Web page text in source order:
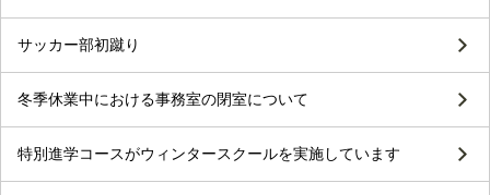
サッカー部初蹴り
冬季休業中における事務室の閉室について
特別進学コースがウィンタースクールを実施しています